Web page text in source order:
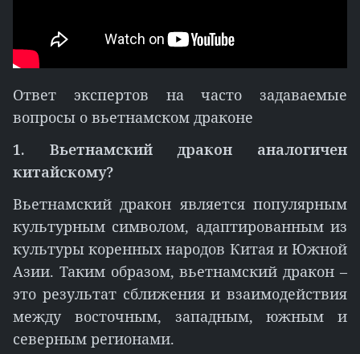
Ответ экспертов на часто задаваемые
вопросы о вьетнамском драконе
1. Вьетнамский дракон аналогичен
китайскому?
Вьетнамский дракон является популярным
культурным символом, адаптированным из
культуры коренных народов Китая и Южной
Азии. Таким образом, вьетнамский дракон –
это результат сближения и взаимодействия
между восточным, западным, южным и
северным регионами.